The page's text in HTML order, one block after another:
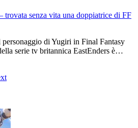
trovata senza vita una doppiatrice di FF
di Yugiri in Final Fantasy
serie tv britannica EastEnders è…